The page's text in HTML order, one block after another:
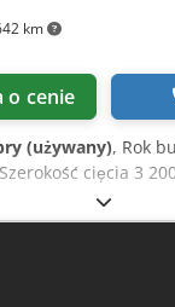
Kupujący ma
za instalację,
w miejscu
km
o cenie
(używany), Rok
cięcia 3
tarczy piły
tarczy piły
jednostki